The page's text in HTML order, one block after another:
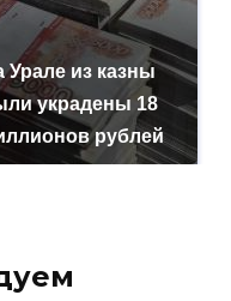
Урале из казны
украдены 18
рублей